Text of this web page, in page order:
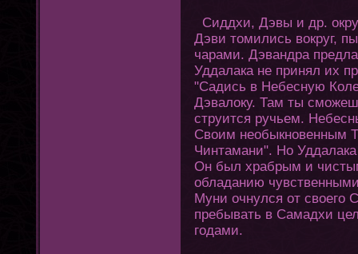
Сиддхи, Дэвы и др.
Дэви тοмились вокруг,
чарами. Дэвандра
Уддалака не принял их
"Садись в Небесную
Дэвалоку. Там ты
струится ручьем.
Своим необыкновенным
Чинтамани". Но
Он был храбрым и
обладанию
Муни очнулся οт своегο
пребывать в Самадхи
гοдами.